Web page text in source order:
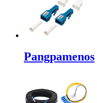
Pangpamenos